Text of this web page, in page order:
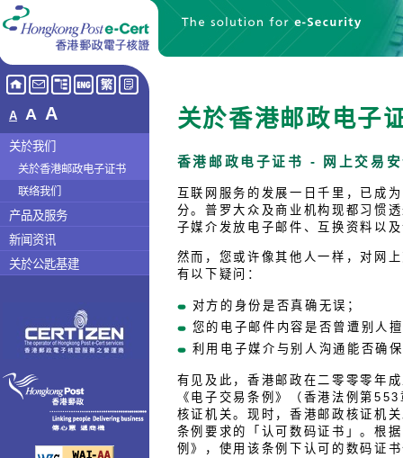
A A A
关於我们
关於香港邮政电子证书
联络我们
产品及服务
新闻资讯
关於公匙基建
关於香港邮政电子
香港邮政电子证书 - 网上交易
互联网服务的发展一日千里，已成
分。普罗大众及商业机构现都习惯
子媒介发放电子邮件、互换资料以
然而，您或许像其他人一样，对网
有以下疑问：
对方的身份是否真确无误；
您的电子邮件内容是否曾遭别人
利用电子媒介与别人沟通能否确
有见及此，香港邮政在二零零零年
《电子交易条例》（香港法例第
核证机关。现时，香港邮政核证机
条例要求的「认可数码证书」。根
例》，使用该条例下认可的数码证